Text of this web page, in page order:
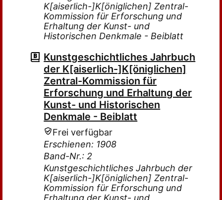
K[aiserlich-]K[öniglichen] Zentral-
Kommission für Erforschung und
Erhaltung der Kunst- und
Historischen Denkmale - Beiblatt
Kunstgeschichtliches Jahrbuch
der K[aiserlich-]K[öniglichen]
Zentral-Kommission für
Erforschung und Erhaltung der
Kunst- und Historischen
Denkmale - Beiblatt
Frei verfügbar
Erschienen: 1908
Band-Nr.: 2
Kunstgeschichtliches Jahrbuch der
K[aiserlich-]K[öniglichen] Zentral-
Kommission für Erforschung und
Erhaltung der Kunst- und